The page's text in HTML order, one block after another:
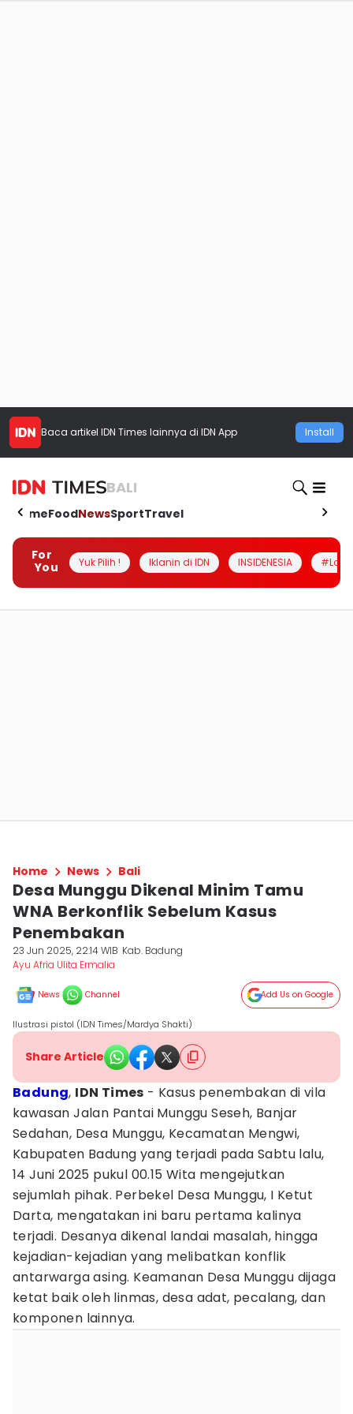
Baca artikel IDN Times lainnya di IDN App Install
BALI
HomeFoodNewsSportTravel
For
You
Yuk Pilih ! Iklanin di IDN INSIDENESIA
Home News Bali
Desa Munggu Dikenal Minim Tamu
WNA Berkonflik Sebelum Kasus
Penembakan
23 Jun 2025, 22:14 WIB Kab. Badung
Ayu Afria Ulita Ermalia
News Channel Add Us on Google
Ilustrasi pistol (IDN Times/Mardya Shakti)
Share Article
Badung, IDN Times - Kasus penembakan di vila
kawasan Jalan Pantai Munggu Seseh, Banjar
Sedahan, Desa Munggu, Kecamatan Mengwi,
Kabupaten Badung yang terjadi pada Sabtu lalu,
14 Juni 2025 pukul 00.15 Wita mengejutkan
sejumlah pihak. Perbekel Desa Munggu, I Ketut
Darta, mengatakan ini baru pertama kalinya
terjadi. Desanya dikenal landai masalah, hingga
kejadian-kejadian yang melibatkan konflik
antarwarga asing. Keamanan Desa Munggu dijaga
ketat baik oleh linmas, desa adat, pecalang, dan
komponen lainnya.